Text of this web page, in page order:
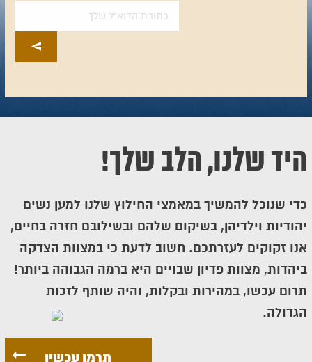
היד שלנו, הלב שלך!
כדי שנוכל להמשיך במאמצי החילוץ שלנו למען נשים
יהודיות וילדיהן, בשיקום שלהם ובשילובם חזרה בחיים,
אנו זקוקים לעזרתכם. חשוב לדעת כי במצוות הצדקה
ביהדות, מצוות פדיון שבויים היא ברמה הגבוהה ביותר!
תרום עכשו, במהירות ובקלות, והיה שותף לזכות
הגדולה.
תרמו עכשיו